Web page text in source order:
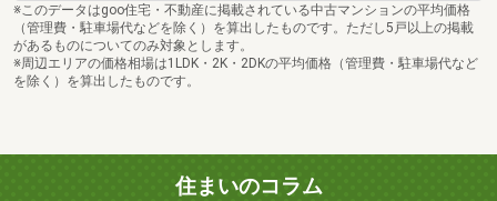
※このデータはgoo住宅・不動産に掲載されている中古マンションの平均価格
（管理費・駐車場代などを除く）を算出したものです。ただし5戸以上の掲載
があるものについてのみ対象とします。
※周辺エリアの価格相場は1LDK・2K・2DKの平均価格（管理費・駐車場代など
を除く）を算出したものです。
住まいのコラム